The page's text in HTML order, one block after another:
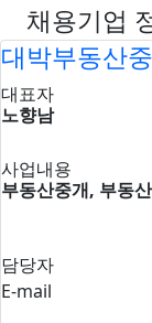
채용기업
대박부동산
대표자
노향남
사업내용
부동산중개, 부동
담당자
E-mail